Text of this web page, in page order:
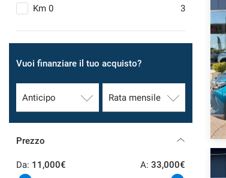
SERVIZI
DICONO DI NOI
CONTATTI
Km 0
3
Vuoi finanziare il tuo acquisto?
Prezzo
Da: 11,000€ A: 33,000€